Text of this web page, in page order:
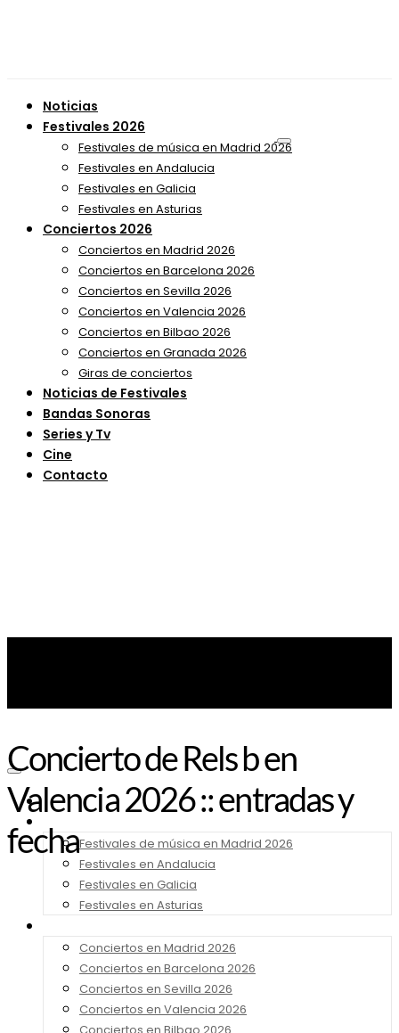
Noticias
Festivales 2026
Festivales de música en Madrid 2026
Festivales en Andalucia
Festivales en Galicia
Festivales en Asturias
Conciertos 2026
Conciertos en Madrid 2026
Conciertos en Barcelona 2026
Conciertos en Sevilla 2026
Conciertos en Valencia 2026
Conciertos en Bilbao 2026
Conciertos en Granada 2026
Giras de conciertos
Noticias de Festivales
Bandas Sonoras
Series y Tv
Cine
Contacto
Noticias
Festivales de música en Madrid 2026
Festivales en Andalucia
Festivales en Galicia
Festivales en Asturias
Conciertos en Madrid 2026
Conciertos en Barcelona 2026
Conciertos en Sevilla 2026
Conciertos en Valencia 2026
Concierto de Rels b en
Valencia 2026 :: entradas y
fecha